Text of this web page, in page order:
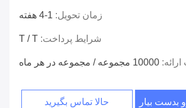
زمان تحویل: 1-4 هفته
شرایط پرداخت: T / T
ارائه: 10000 مجموعه / مجموعه در هر ماه
بدست بیار حالا تماس بگیرید